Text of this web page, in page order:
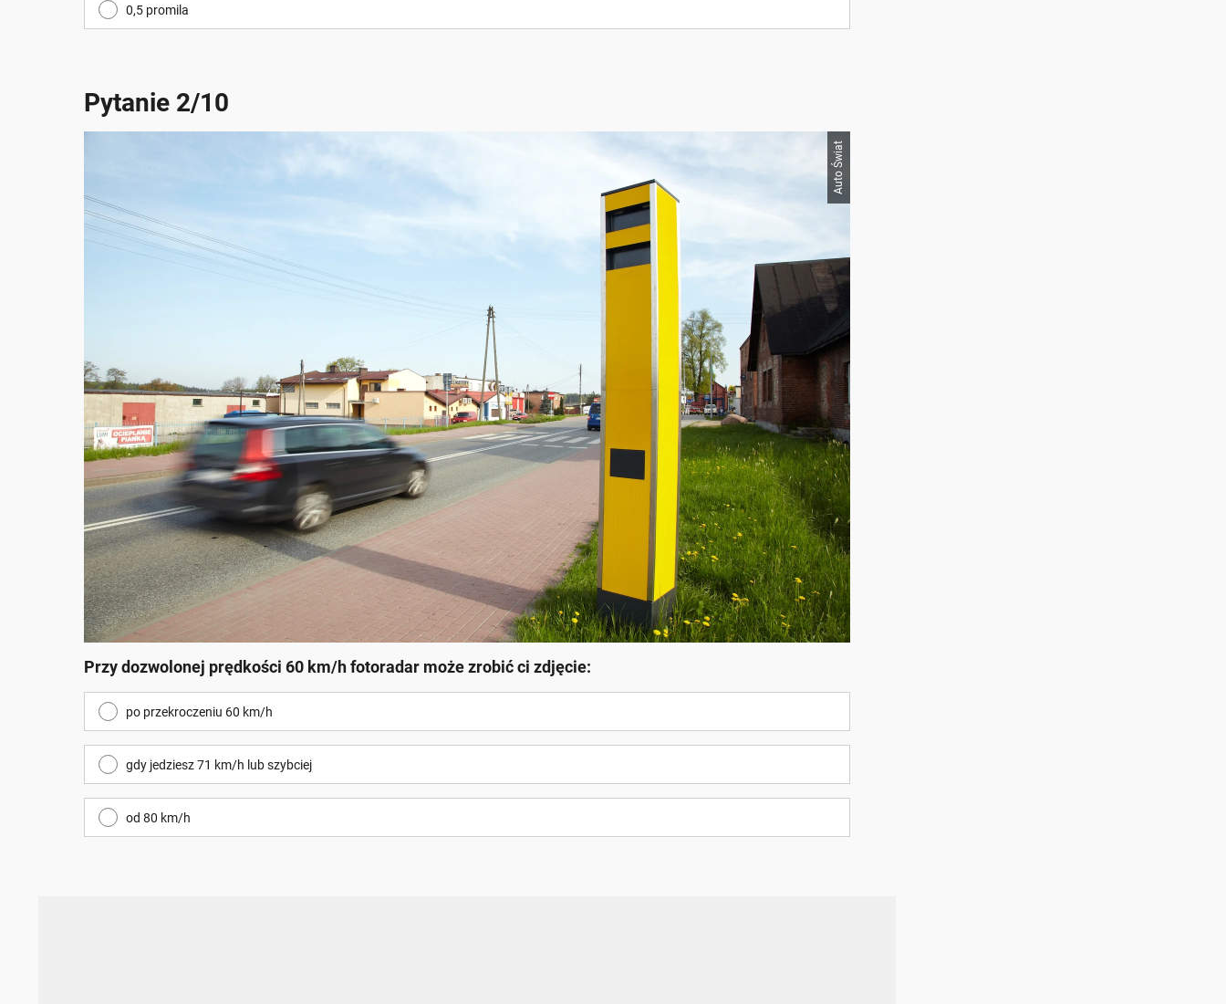
0,5 promila
Pytanie 2/10
Auto Świat
Przy dozwolonej prędkości 60 km/h fotoradar może zrobić ci zdjęcie:
po przekroczeniu 60 km/h
gdy jedziesz 71 km/h lub szybciej
od 80 km/h